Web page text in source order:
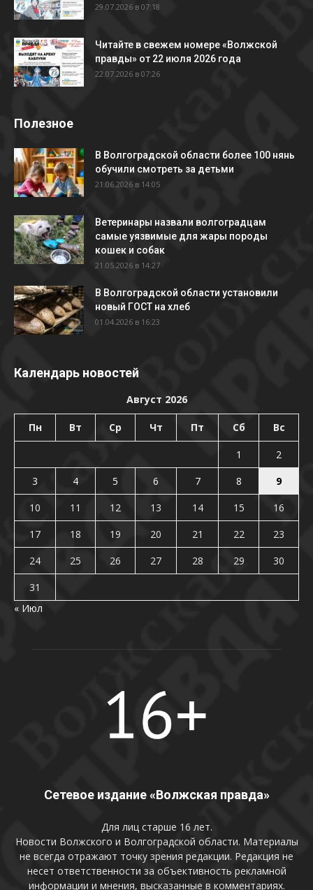
29.07.2026 в 07:18
Читайте в свежем номере «Волжской
правды» от 22 июля 2026 года
22.07.2026 в 07:26
Полезное
В Волгоградской области более 100 нянь
обучили смотреть за детьми
21.06.2026 в 14:05
Ветеринары назвали волгоградцам
самые уязвимые для жары породы
кошек и собак
21.05.2026 в 14:27
В Волгоградской области установили
новый ГОСТ на хлеб
01.04.2026 в 16:23
Календарь новостей
Август 2026
Пн Вт Ср Чт Пт Сб Вс
1
2
3
4 5 6 7 8
9
10
11 12 13 14 15
16
17
18 19 20 21 22
23
24
25 26 27 28 29
30
31
« Июл
Сетевое издание «Волжская правда»
Для лиц старше 16 лет.
Новости Волжского и Волгоградской области. Материалы
не всегда отражают точку зрения редакции. Редакция не
несет ответственности за объективность рекламной
информации и мнения, высказанные в комментариях.